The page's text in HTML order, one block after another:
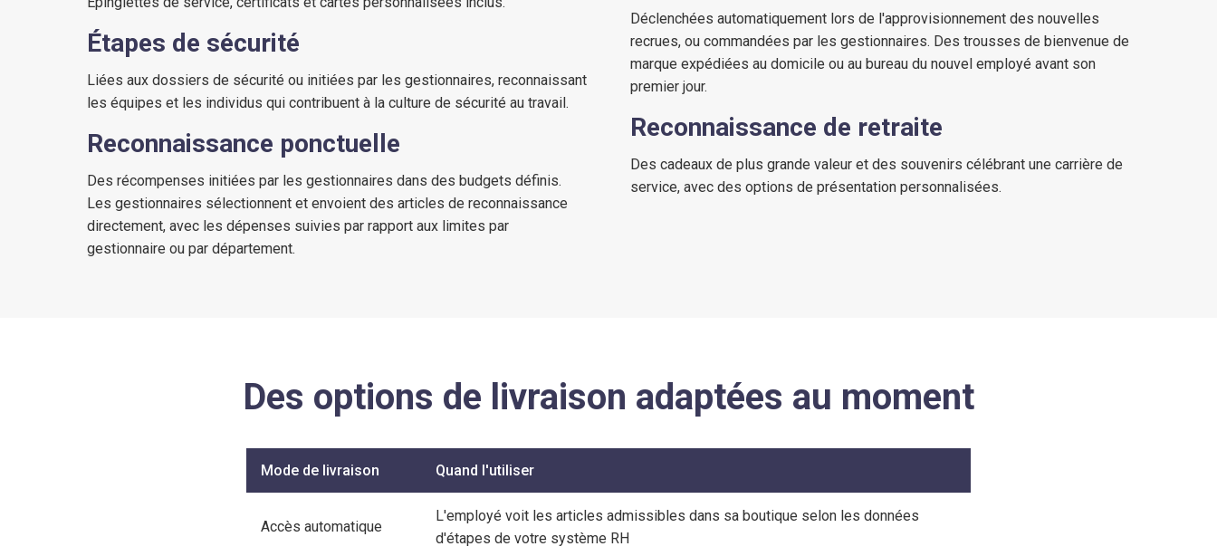
Étapes de sécurité
Liées aux dossiers de sécurité ou initiées par les gestionnaires, reconnaissant
les équipes et les individus qui contribuent à la culture de sécurité au travail.
Reconnaissance ponctuelle
Des récompenses initiées par les gestionnaires dans des budgets définis.
Les gestionnaires sélectionnent et envoient des articles de reconnaissance
directement, avec les dépenses suivies par rapport aux limites par
gestionnaire ou par département.
Déclenchées automatiquement lors de l'approvisionnement des nouvelles
recrues, ou commandées par les gestionnaires. Des trousses de bienvenue de
marque expédiées au domicile ou au bureau du nouvel employé avant son
premier jour.
Reconnaissance de retraite
Des cadeaux de plus grande valeur et des souvenirs célébrant une carrière de
service, avec des options de présentation personnalisées.
Des options de livraison adaptées au moment
Mode de livraison Quand l'utiliser
Accès automatique
L'employé voit les articles admissibles dans sa boutique selon les données
d'étapes de votre système RH